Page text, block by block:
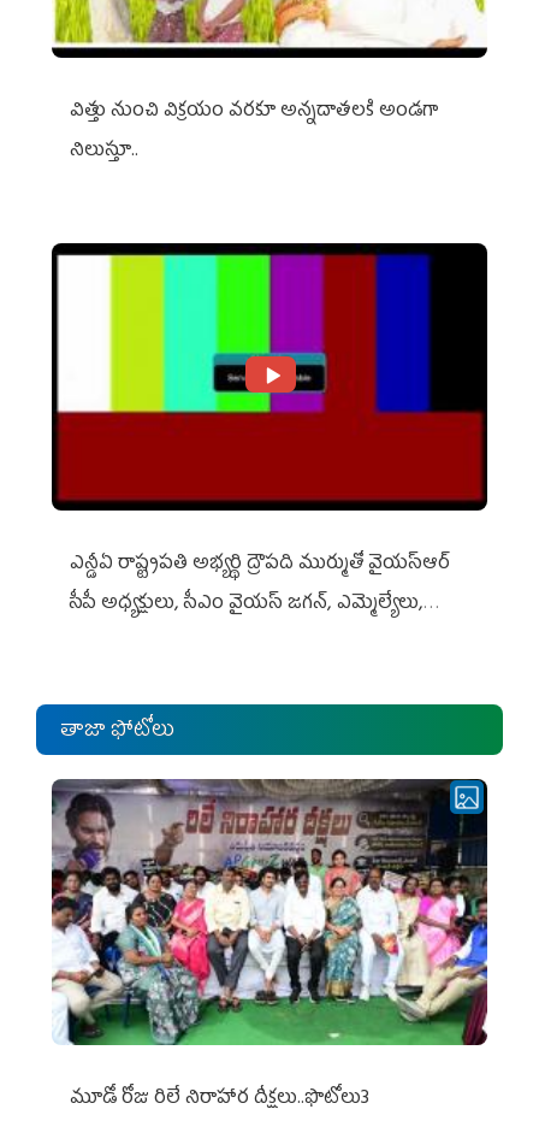
విత్తు నుంచి విక్రయం వరకూ అన్నదాతలకి అండగా
నిలుస్తూ..
ఎన్డీఏ రాష్ట్ర‌ప‌తి అభ్య‌ర్థి ద్రౌప‌ది ముర్ముతో వైయ‌స్ఆర్
సీపీ అధ్య‌క్షులు, సీఎం వైయ‌స్ జ‌గ‌న్, ఎమ్మెల్యేలు,
తాజా ఫోటోలు
మూడో రోజు రిలే నిరాహార దీక్షలు..ఫొటోలు3